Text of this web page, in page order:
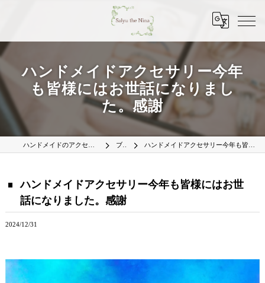
ハンドメイドアクセサリー今年
も皆様にはお世話になりまし
た。感謝
ブログ ハンドメイドアクセサリー今年も皆様にはお世話になりました。感謝
ハンドメイドアクセサリー今年も皆様にはお世
話になりました。感謝
2024/12/31